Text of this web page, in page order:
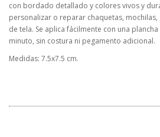
con bordado detallado y colores vivos y
personalizar o reparar chaquetas,
de tela. Se aplica fácilmente con una
minuto, sin costura ni pegamento adicional.
Medidas: 7.5x7.5 cm.